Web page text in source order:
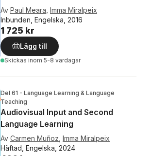
Av Paul Meara Imma Miralpeix
Inbunden, Engelska, 2016
1 725 kr
Lägg till
Skickas inom 5-8 vardagar
Del 61 - Language Learning & Language
Teaching
Audiovisual Input and Second
Language Learning
Av Carmen Muñoz Imma Miralpeix
Häftad, Engelska, 2024